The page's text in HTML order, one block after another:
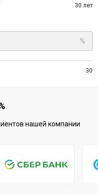
30 лет
%
30
нашей компании